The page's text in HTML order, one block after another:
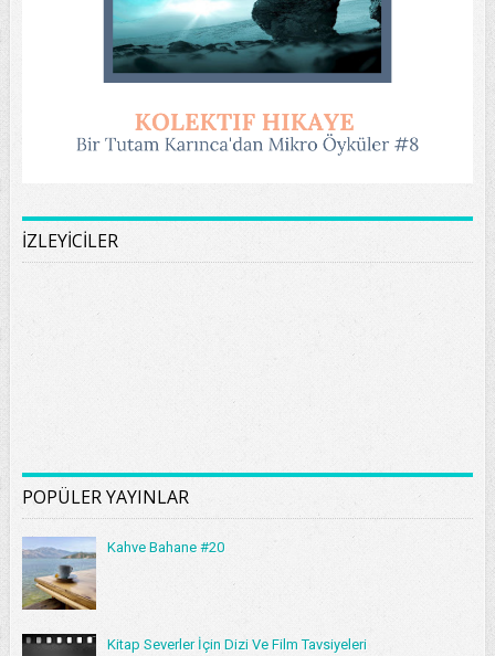
İZLEYİCİLER
POPÜLER YAYINLAR
Kahve Bahane #20
Kitap Severler İçin Dizi Ve Film Tavsiyeleri